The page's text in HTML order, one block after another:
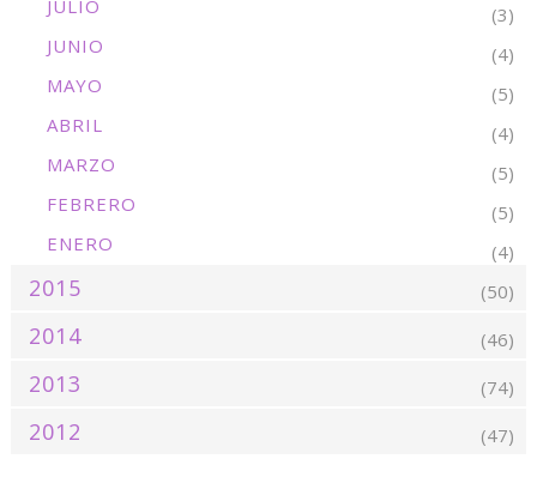
JULIO
(3)
JUNIO
(4)
MAYO
(5)
ABRIL
(4)
MARZO
(5)
FEBRERO
(5)
ENERO
(4)
2015 (50)
2014 (46)
2013 (74)
2012 (47)